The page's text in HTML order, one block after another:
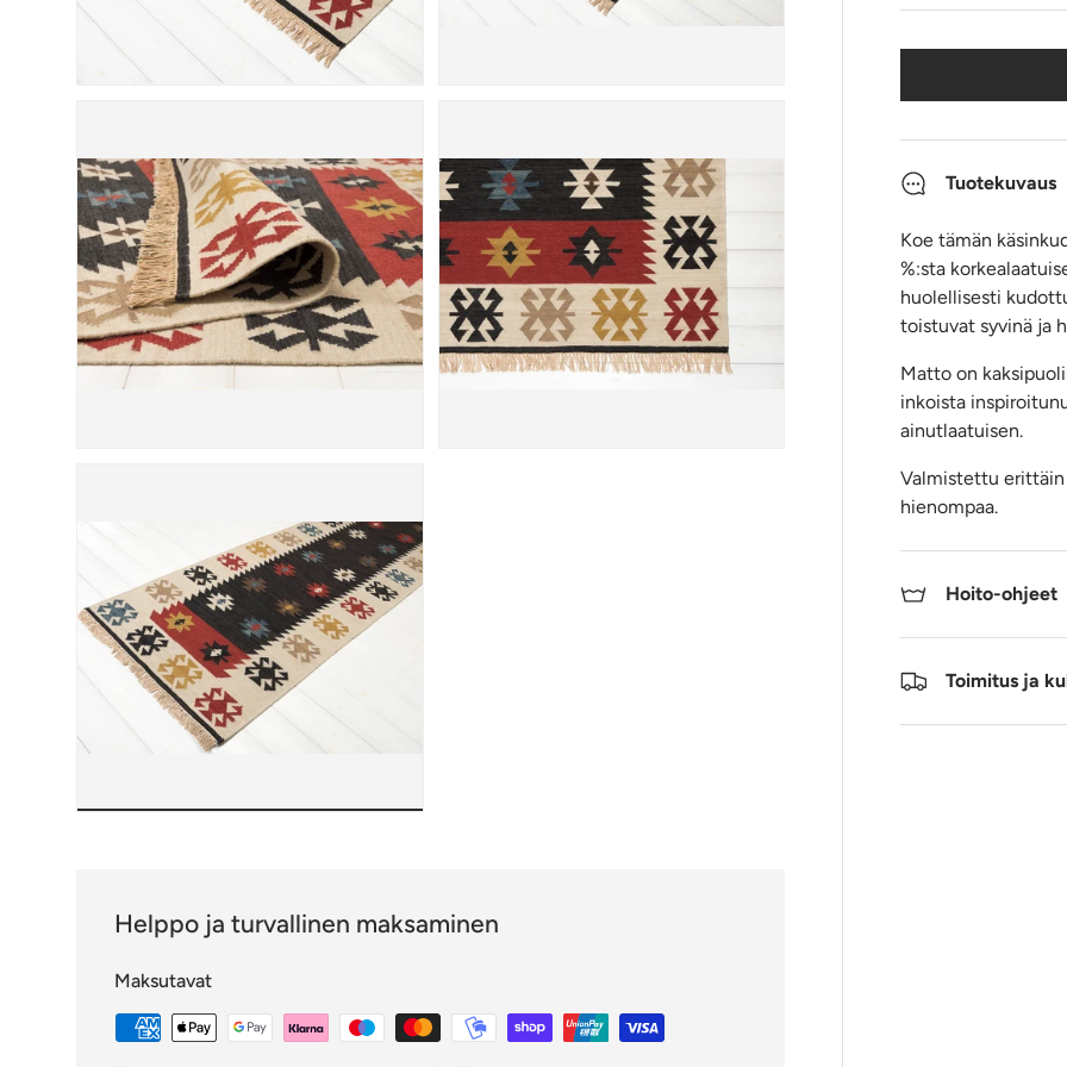
Tuotekuvaus
Koe tämän
%:sta
huolellisesti
toistuvat syvinä ja
Matto on
inkoista
ainutlaatuisen.
Valmistettu
hienompaa.
Hoito-ohjeet
Toimitus ja
Helppo ja turvallinen maksaminen
Maksutavat